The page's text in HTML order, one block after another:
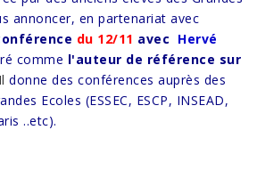
annoncer, en partenariat avec
du 12/11 avec Hervé
comme l'auteur de référence sur
Ildonne des conférences auprès des
Ecoles (ESSEC, ESCP, INSEAD,
..etc).